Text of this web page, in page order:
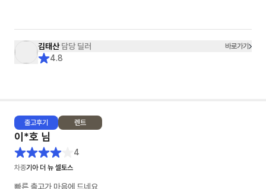
김태산 담당 딜러 바로가기
4.8
출고후기 렌트
이*호 님
4
차종기아 더 뉴 셀토스
빠른 출고가 마음에 드네요